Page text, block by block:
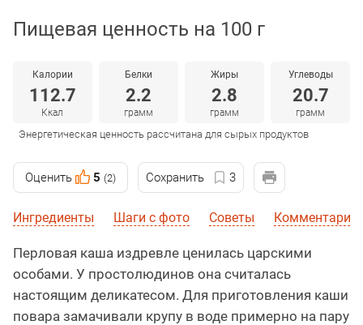
Пищевая ценность на 100 г
Калории
112.7
Ккал
Белки
2.2
грамм
Жиры
2.8
грамм
Углеводы
20.7
грамм
Энергетическая ценность рассчитана для сырых продуктов
Оценить 5 (2) Сохранить 3
Ингредиенты Шаги с фото Советы Комментарии
Перловая каша издревле ценилась царскими
особами. У простолюдинов она считалась
настоящим деликатесом. Для приготовления каши
повара замачивали крупу в воде примерно на пару